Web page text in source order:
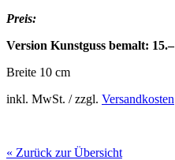
Preis:
Version Kunstguss bemalt: 15.–
Breite 10 cm
inkl. MwSt. / zzgl. Versandkosten
« Zurück zur Übersicht